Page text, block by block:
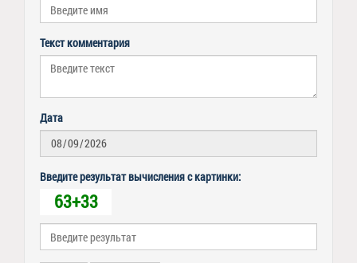
Текст комментария
Дата
Введите результат вычисления с картинки:
63+33